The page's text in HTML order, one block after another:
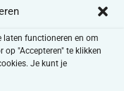
laten functioneren en om
"Accepteren" te klikken
Je kunt je